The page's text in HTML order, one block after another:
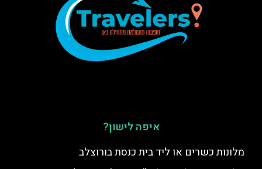
איפה לישון?
מלונות כשרים או ליד בית כנסת בורוצלב